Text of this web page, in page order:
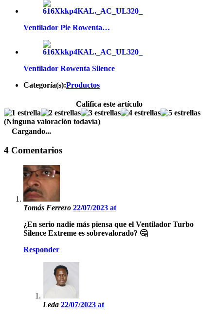
Ventilador Pie Rowenta…
Ventilador Rowenta Silence
Categoría(s):Productos
Califica este artículo
(Ninguna valoración todavía)
Cargando...
4 Comentarios
Tomás Ferrero 22/07/2023 at
¿En serio nadie más piensa que el Ventilador Turbo
Silence Extreme es sobrevalorado? 🤔
Responder
Leda 22/07/2023 at